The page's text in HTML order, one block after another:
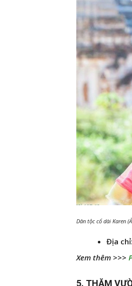
Dân tộc cổ dài Karen
Địa chỉ:
Xem thêm >>>
5. THĂM